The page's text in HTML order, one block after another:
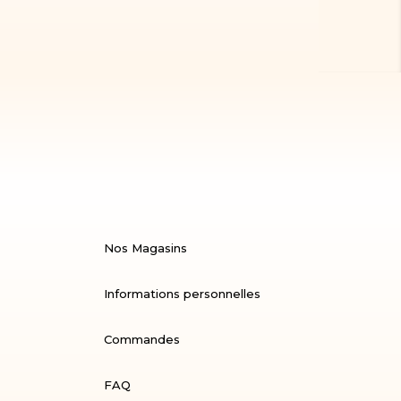
Nos Magasins
Informations personnelles
Commandes
FAQ